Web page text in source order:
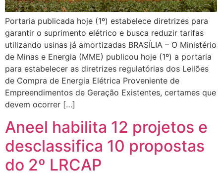
Portaria publicada hoje (1º) estabelece diretrizes para
garantir o suprimento elétrico e busca reduzir tarifas
utilizando usinas já amortizadas BRASÍLIA – O Ministério
de Minas e Energia (MME) publicou hoje (1º) a portaria
para estabelecer as diretrizes regulatórias dos Leilões
de Compra de Energia Elétrica Proveniente de
Empreendimentos de Geração Existentes, certames que
devem ocorrer […]
Aneel habilita 12 projetos e
desclassifica 10 propostas
do 2º LRCAP